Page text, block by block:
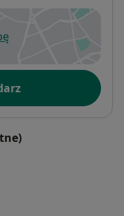
się w nowej karcie